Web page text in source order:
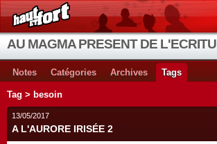
AU MAGMA PRESENT DE
Notes Catégories Archives Tags
Tag > besoin
13/05/2017
A L'AURORE IRISÉE 2